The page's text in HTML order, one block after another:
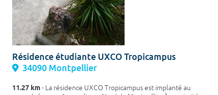
Résidence étudiante UXCO Tropicampus
34090 Montpellier
11.27 km- La résidence UXCO Tropicampus est implanté au